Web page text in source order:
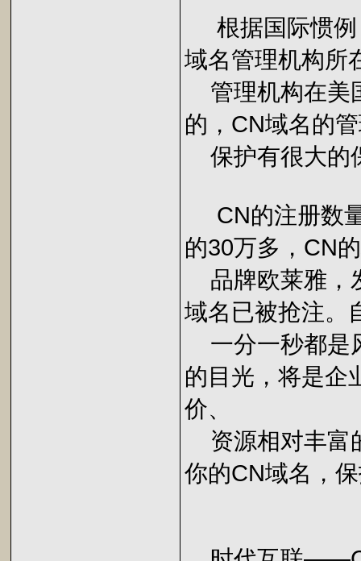
根据国际惯例
域名管理机构所
管理机构在美
的，CN域名的
保护有很大的
CN的注册数
的30万多，CN
品牌欧莱雅，
域名已被抢注。
一分一秒都是
的目光，将是企
价、
资源相对丰富
你的CN域名，